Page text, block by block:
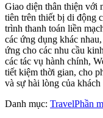
Giao diện thân thiện với
tiên trên thiết bị di động
trình thanh toán liền
các ứng dụng khác
ứng cho các nhu cầu
các tác vụ hành chính,
tiết kiệm thời gian, cho
và sự hài lòng của khách
Danh mục: TravelPhần